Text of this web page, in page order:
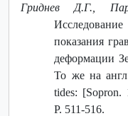
Гриднев Д.Г.,
показания
деформации
То же на
tides: [Sopron.
P. 511-516.